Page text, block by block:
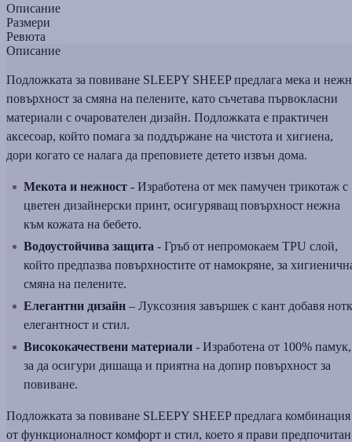
Описание
Размери
Ревюта
Описание
Подложката за повиване SLEEPY SHEEP предлага мека и
повърхност за смяна на пелените, като съчетава първокласни
материали с очарователен дизайн. Подложката е практичен
аксесоар, който помага за поддържане на чистота и хигиена,
дори когато се налага да преповиете детето извън дома.
Мекота и нежност - Изработена от мек памучен трикотаж с
цветен дизайнерски принт, осигуряващ повърхност нежна
към кожата на бебето.
Водоустойчива защита - Гръб от непромокаем TPU слой,
който предпазва повърхностите от намокряне, за
смяна на пелените.
Елегантни дизайн – Луксозния завършек с кант добавя
елегантност и стил.
Висококачествени материали - Изработена от 100% памук,
за да осигури дишаща и приятна на допир повърхност за
повиване.
Подложката за повиване SLEEPY SHEEP предлага комбинация
от функционалност комфорт и стил, което я прави предпочитан